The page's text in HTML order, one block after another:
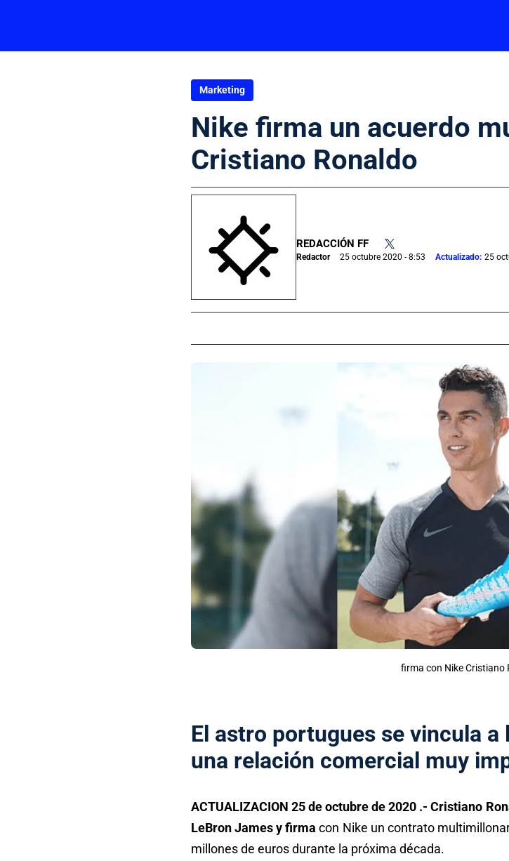
Marketing
Nike firma un acuerdo
Cristiano Ronaldo
REDACCIÓN FF
Redactor 25 octubre 2020 - 8:53 Actualizado: 25
firma con Nike Cristiano
El astro portugues se vincula
una relación comercial muy
ACTUALIZACION 25 de octubre de 2020 .- Cristiano
LeBron James y firma con Nike un contrato
millones de euros durante la próxima década.